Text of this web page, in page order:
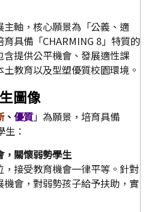
軸，核心願景為「公義、適
具備「CHARMING 8」特質的
提供公平機會、發展適性課
教育以及型塑優質校園環境。
圖像
、 優質」為願景，培育具備
生：
，關懷弱勢學生
接受教育機會一律平等。針對
會，對弱勢孩子給予扶助，實